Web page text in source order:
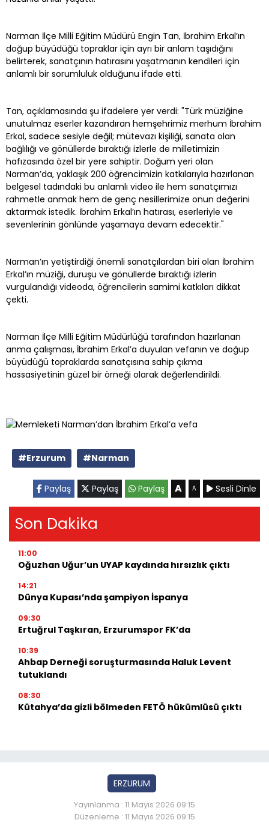
Narman İlçe Milli Eğitim Müdürü Engin Tan, İbrahim Erkal’ın
doğup büyüdüğü topraklar için ayrı bir anlam taşıdığını
belirterek, sanatçının hatırasını yaşatmanın kendileri için
anlamlı bir sorumluluk olduğunu ifade etti.
Tan, açıklamasında şu ifadelere yer verdi: "Türk müziğine
unutulmaz eserler kazandıran hemşehrimiz merhum İbrahim
Erkal, sadece sesiyle değil; mütevazı kişiliği, sanata olan
bağlılığı ve gönüllerde bıraktığı izlerle de milletimizin
hafızasında özel bir yere sahiptir. Doğum yeri olan
Narman’da, yaklaşık 200 öğrencimizin katkılarıyla hazırlanan
belgesel tadındaki bu anlamlı video ile hem sanatçımızı
rahmetle anmak hem de genç nesillerimize onun değerini
aktarmak istedik. İbrahim Erkal’ın hatırası, eserleriyle ve
sevenlerinin gönlünde yaşamaya devam edecektir."
Narman’ın yetiştirdiği önemli sanatçılardan biri olan İbrahim
Erkal’ın müziği, duruşu ve gönüllerde bıraktığı izlerin
vurgulandığı videoda, öğrencilerin samimi katkıları dikkat
çekti.
Narman İlçe Milli Eğitim Müdürlüğü tarafından hazırlanan
anma çalışması, İbrahim Erkal’a duyulan vefanın ve doğup
büyüdüğü topraklarda sanatçısına sahip çıkma
hassasiyetinin güzel bir örneği olarak değerlendirildi.
#Erzurum #Narman
Paylaş Paylaş Paylaş A A Sesli Dinle
Son Dakika
11:00
Oğuzhan Uğur’un UYAP kaydında hırsızlık çıktı
14:21
Dünya Kupası’nda şampiyon İspanya
09:30
Ertuğrul Taşkıran, Erzurumspor FK’da
10:39
Ahbap Derneği soruşturmasında Haluk Levent
tutuklandı
08:30
Kütahya’da gizli bölmeden FETÖ hükümlüsü çıktı
ERZURUM
Yayınlanma : 11 Mayıs 2026 09:15
Düzenleme : 11 Mayıs 2026 09:15